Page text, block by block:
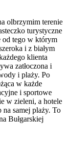
olbrzymim terenie
turystyczne
od tego w którym
i z białym
klienta
zatłoczona i
i plaży. Po
w każde
i sportowe
w zieleni, a hotele
na samej plaży. To
Bułgarskiej